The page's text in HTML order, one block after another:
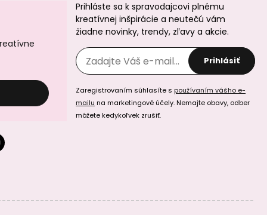
Prihláste sa k spravodajcovi plnému
kreatívnej inšpirácie a neutečú vám
žiadne novinky, trendy, zľavy a akcie.
Prihlásiť
Zaregistrovaním súhlasíte s používaním vášho e-
mailu na marketingové účely. Nemajte obavy, odber
môžete kedykoľvek zrušiť.